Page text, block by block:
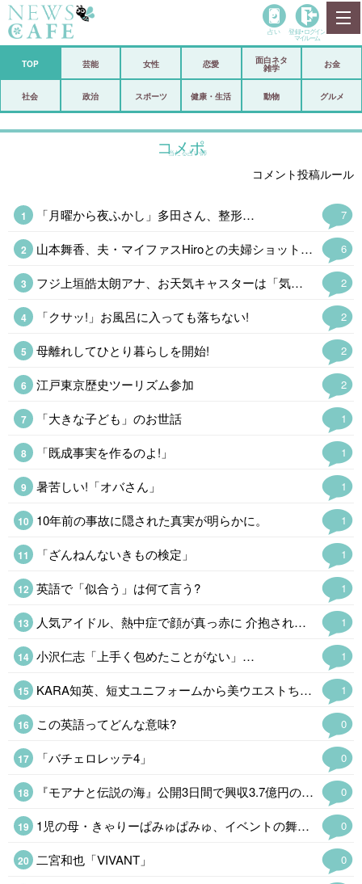
政治
スポーツ
コメントポスト アリ／ナシ
リリース ショップ
当たる占い師
占い 登録• ログイン
マイルーム
TOP 芸能 女性 恋愛
面白ネタ
雑学
お金
社会 政治 スポーツ 健康・生活 動物 グルメ
コメポ
コメント投稿ルール
7
「月曜から夜ふかし」多田さん、整形…
6
山本舞香、夫・マイファスHiroとの夫婦ショット公開「2人が見れて幸せ」…
2
フジ上垣皓太朗アナ、お天気キャスターは「気象予報士の資格なしでやっております」
2
「クサッ!」お風呂に入っても落ちない!
2
母離れしてひとり暮らしを開始!
2
江戸東京歴史ツーリズム参加
1
「大きな子ども」のお世話
1
「既成事実を作るのよ!」
1
暑苦しい!「オバさん」
1
10年前の事故に隠された真実が明らかに。
1
「ざんねんないきもの検定」
1
英語で「似合う」は何て言う?
1
人気アイドル、熱中症で顔が真っ赤に 介抱される様子公開「苦しそう」
1
小沢仁志「上手く包めたことがない」…
1
KARA知英、短丈ユニフォームから美ウエストちらり「脚長すぎてびっくり」
0
この英語ってどんな意味?
0
「バチェロレッテ4」
0
『モアナと伝説の海』公開3日間で興収3.7億円の大ヒット!
0
1児の母・きゃりーぱみゅぱみゅ、イベントの舞台裏で円陣参加する子どもの姿公開…
0
二宮和也「VIVANT」